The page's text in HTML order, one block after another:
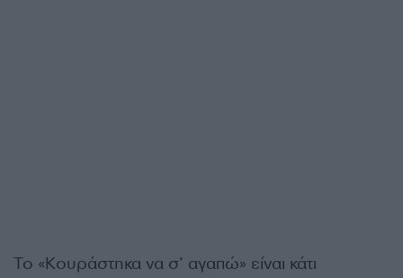
Το «Κουράστηκα να σ’ αγαπώ» είναι κάτι